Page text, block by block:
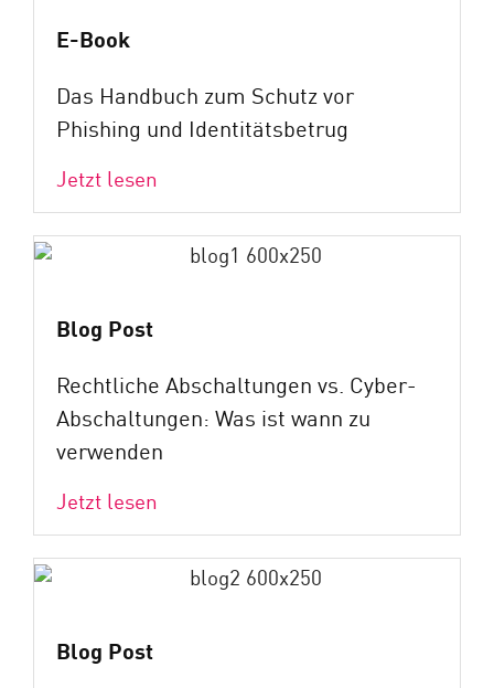
E-Book
Das Handbuch zum Schutz vor
Phishing und Identitätsbetrug
Jetzt lesen
Blog Post
Rechtliche Abschaltungen vs. Cyber-
Abschaltungen: Was ist wann zu
verwenden
Jetzt lesen
Blog Post